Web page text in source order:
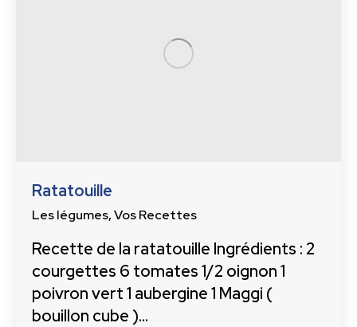
Ratatouille
Les légumes,Vos Recettes
Recette de la ratatouille Ingrédients : 2
courgettes 6 tomates 1/2 oignon 1
poivron vert 1 aubergine 1 Maggi (
bouillon cube )…